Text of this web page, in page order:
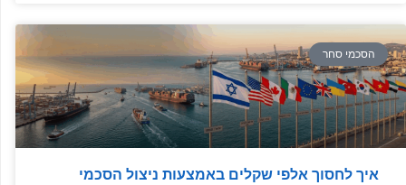
הסכמי סחר
איך לחסוך אלפי שקלים באמצעות ניצול הסכמי